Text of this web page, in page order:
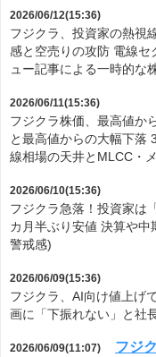
2026/06/12(15:36)
フジクラ、投資家の熱視
感と空売りの攻防 電線
ュー記事による一時的な
2026/06/11(15:36)
フジクラ株価、最高値か
と最高値からの大幅下落
線相場の天井とMLCC・
2026/06/10(15:36)
フジクラ急落！投資家は
カ月半ぶり安値 決算や
警戒感)
2026/06/09(15:36)
フジクラ、AI向け値上げ
画に「下振れない」と社
2026/06/09(11:07) フジ